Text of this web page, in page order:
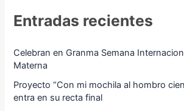
Entradas recientes
Celebran en Granma Semana
Materna
Proyecto “Con mi mochila al hombro
entra en su recta final